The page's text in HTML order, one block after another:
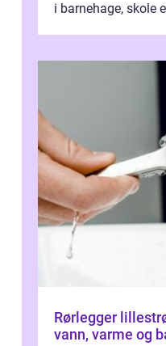
i barnehage, skole
Rørlegger lillestrøm trygg
vann, varme og